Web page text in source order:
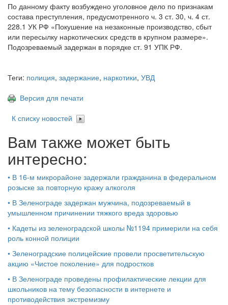
По данному факту возбуждено уголовное дело по признакам
состава преступления, предусмотренного ч. 3 ст. 30, ч. 4 ст.
228.1 УК РФ «Покушение на незаконные производство, сбыт
или пересылку наркотических средств в крупном размере».
Подозреваемый задержан в порядке ст. 91 УПК РФ.
Теги: полиция, задержание, наркотики, УВД
Версия для печати
К списку новостей
Вам также может быть
интересно:
• В 16-м микрорайоне задержали гражданина в федеральном
розыске за повторную кражу алкоголя
• В Зеленограде задержан мужчина, подозреваемый в
умышленном причинении тяжкого вреда здоровью
• Кадеты из зеленоградской школы №1194 примерили на себя
роль конной полиции
• Зеленоградские полицейские провели просветительскую
акцию «Чистое поколение» для подростков
• В Зеленограде проведены профилактические лекции для
школьников на тему безопасности в интернете и
противодействия экстремизму